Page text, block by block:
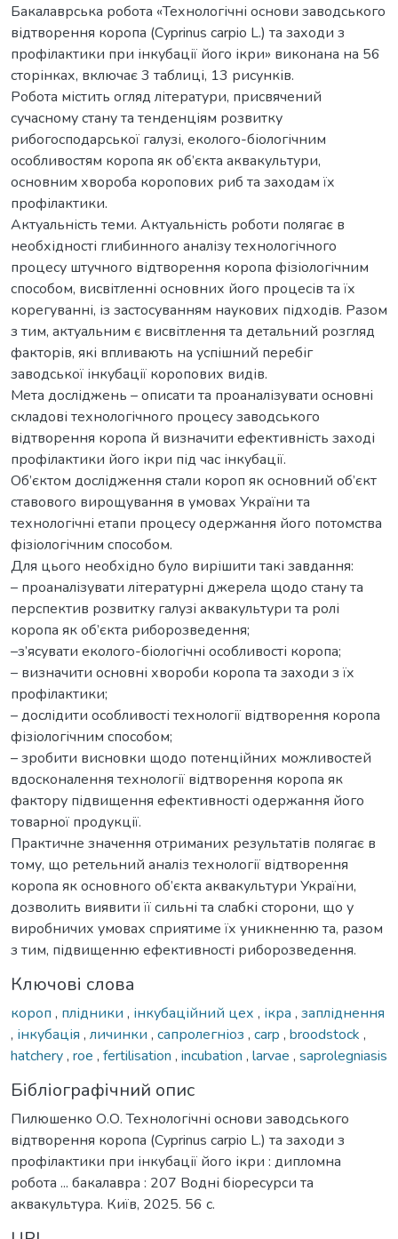
Бакалаврська робота «Технологічні основи заводського
відтворення коропа (Cyprinus carpio L.) та заходи з
профілактики при інкубації його ікри» виконана на 56
сторінках, включає 3 таблиці, 13 рисунків.
Робота містить огляд літератури, присвячений
сучасному стану та тенденціям розвитку
рибогосподарської галузі, еколого-біологічним
особливостям коропа як об’єкта аквакультури,
основним хвороба коропових риб та заходам їх
профілактики.
Актуальність теми. Актуальність роботи полягає в
необхідності глибинного аналізу технологічного
процесу штучного відтворення коропа фізіологічним
способом, висвітленні основних його процесів та їх
корегуванні, із застосуванням наукових підходів. Разом
з тим, актуальним є висвітлення та детальний розгляд
факторів, які впливають на успішний перебіг
заводської інкубації коропових видів.
Мета досліджень – описати та проаналізувати основні
складові технологічного процесу заводського
відтворення коропа й визначити ефективність заході
профілактики його ікри під час інкубації.
Об’єктом дослідження стали короп як основний об’єкт
ставового вирощування в умовах України та
технологічні етапи процесу одержання його потомства
фізіологічним способом.
Для цього необхідно було вирішити такі завдання:
– проаналізувати літературні джерела щодо стану та
перспектив розвитку галузі аквакультури та ролі
коропа як об’єкта риборозведення;
–з’ясувати еколого-біологічні особливості коропа;
– визначити основні хвороби коропа та заходи з їх
профілактики;
– дослідити особливості технології відтворення коропа
фізіологічним способом;
– зробити висновки щодо потенційних можливостей
вдосконалення технології відтворення коропа як
фактору підвищення ефективності одержання його
товарної продукції.
Практичне значення отриманих результатів полягає в
тому, що ретельний аналіз технології відтворення
коропа як основного об’єкта аквакультури України,
дозволить виявити її сильні та слабкі сторони, що у
виробничих умовах сприятиме їх уникненню та, разом
з тим, підвищенню ефективності риборозведення.
Ключові слова
короп , плідники , інкубаційний цех , ікра , запліднення
, інкубація , личинки , сапролегніоз , carp , broodstock ,
hatchery, roe , fertilisation , incubation , larvae , saprolegniasis
Бібліографічний опис
Пилюшенко О.О. Технологічні основи заводського
відтворення коропа (Cyprinus carpio L.) та заходи з
профілактики при інкубації його ікри : дипломна
робота ... бакалавра : 207 Водні біоресурси та
аквакультура. Київ, 2025. 56 с.